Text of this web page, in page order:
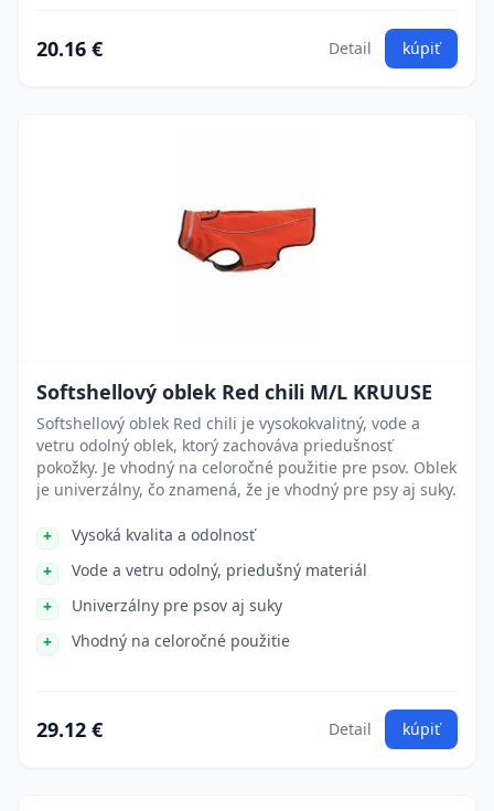
20.16 € Detail kúpiť
Softshellový oblek Red chili M/L KRUUSE
Softshellový oblek Red chili je vysokokvalitný, vode a
vetru odolný oblek, ktorý zachováva priedušnosť
pokožky. Je vhodný na celoročné použitie pre psov. Oblek
je univerzálny, čo znamená, že je vhodný pre psy aj suky.
Vysoká kvalita a odolnosť
Vode a vetru odolný, priedušný materiál
Univerzálny pre psov aj suky
Vhodný na celoročné použitie
29.12 € Detail kúpiť